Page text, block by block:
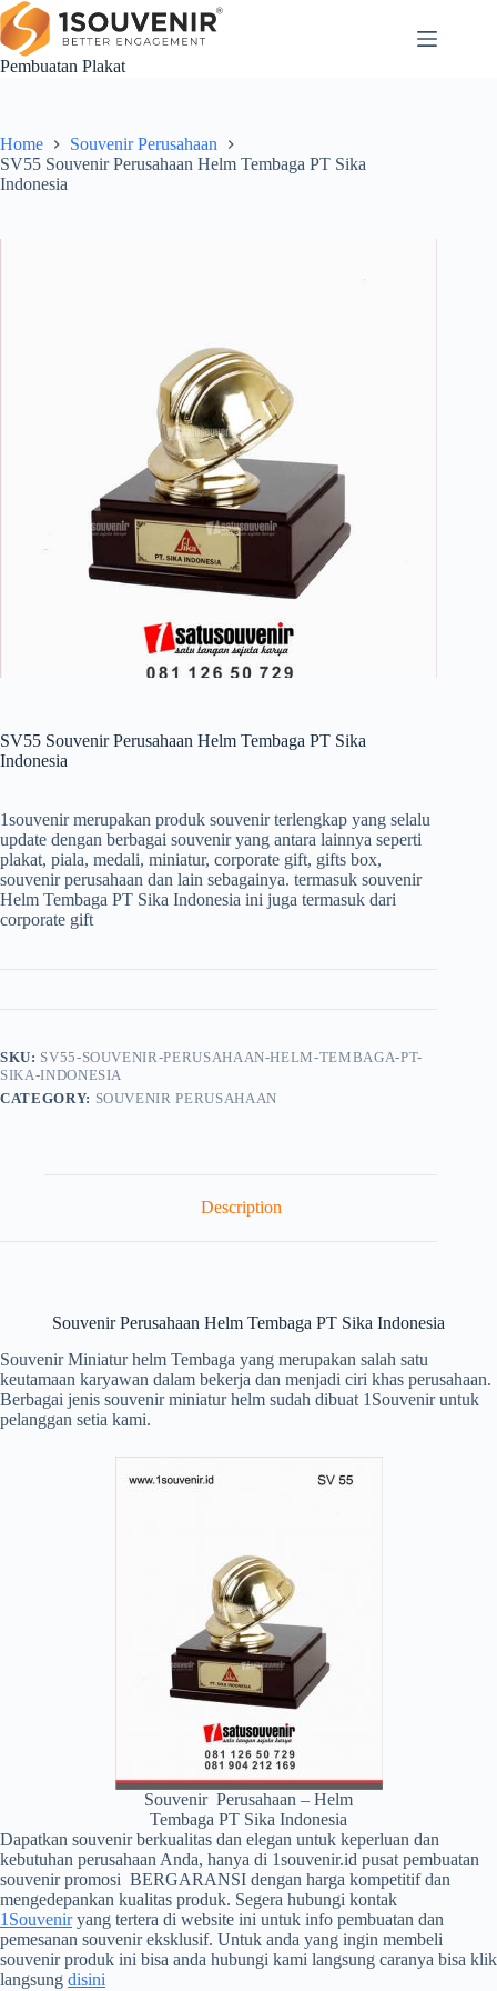
Skip
to
content
Pembuatan Plakat
Home
Souvenir Perusahaan
SV55 Souvenir Perusahaan Helm Tembaga PT Sika
Indonesia
SV55 Souvenir Perusahaan Helm Tembaga PT Sika
Indonesia
1souvenir merupakan produk souvenir terlengkap yang selalu
update dengan berbagai souvenir yang antara lainnya seperti
plakat, piala, medali, miniatur, corporate gift, gifts box,
souvenir perusahaan dan lain sebagainya. termasuk souvenir
Helm Tembaga PT Sika Indonesia ini juga termasuk dari
corporate gift
SKU: SV55-SOUVENIR-PERUSAHAAN-HELM-TEMBAGA-PT-
SIKA-INDONESIA
CATEGORY: SOUVENIR PERUSAHAAN
Description
Souvenir Perusahaan Helm Tembaga PT Sika Indonesia
Souvenir Miniatur helm Tembaga yang merupakan salah satu
keutamaan karyawan dalam bekerja dan menjadi ciri khas perusahaan.
Berbagai jenis souvenir miniatur helm sudah dibuat 1Souvenir untuk
pelanggan setia kami.
Souvenir Perusahaan – Helm
Tembaga PT Sika Indonesia
Dapatkan souvenir berkualitas dan elegan untuk keperluan dan
kebutuhan perusahaan Anda, hanya di 1souvenir.id pusat pembuatan
souvenir promosi BERGARANSI dengan harga kompetitif dan
mengedepankan kualitas produk. Segera hubungi kontak
1Souveniryang tertera di website ini untuk info pembuatan dan
pemesanan souvenir eksklusif. Untuk anda yang ingin membeli
souvenir produk ini bisa anda hubungi kami langsung caranya bisa klik
langsung disini